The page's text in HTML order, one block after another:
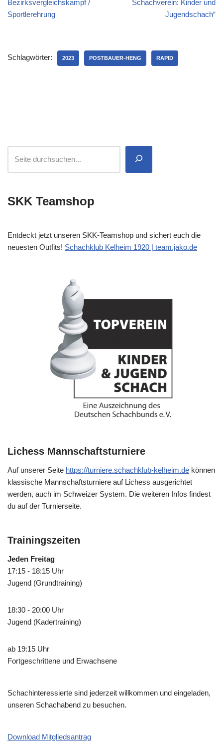
Bezirksvergleichskampf /
Sportlerehrung
Schachverein: Kinder und
Jugendschach“
Schlagwörter: 2023 POSTBAUER-HENG RAPID
SKK Teamshop
Entdeckt jetzt unseren SKK-Teamshop und sichert euch die
neuesten Outfits! Schachklub Kelheim 1920 | team.jako.de
Lichess Mannschaftsturniere
Auf unserer Seite https://turniere.schachklub-kelheim.de können
klassische Mannschaftsturniere auf Lichess ausgerichtet
werden, auch im Schweizer System. Die weiteren Infos findest
du auf der Turnierseite.
Trainingszeiten
Jeden Freitag
17:15 - 18:15 Uhr
Jugend (Grundtraining)
18:30 - 20:00 Uhr
Jugend (Kadertraining)
ab 19:15 Uhr
Fortgeschrittene und Erwachsene
Schachinteressierte sind jederzeit willkommen und eingeladen,
unseren Schachabend zu besuchen.
Download Mitgliedsantrag